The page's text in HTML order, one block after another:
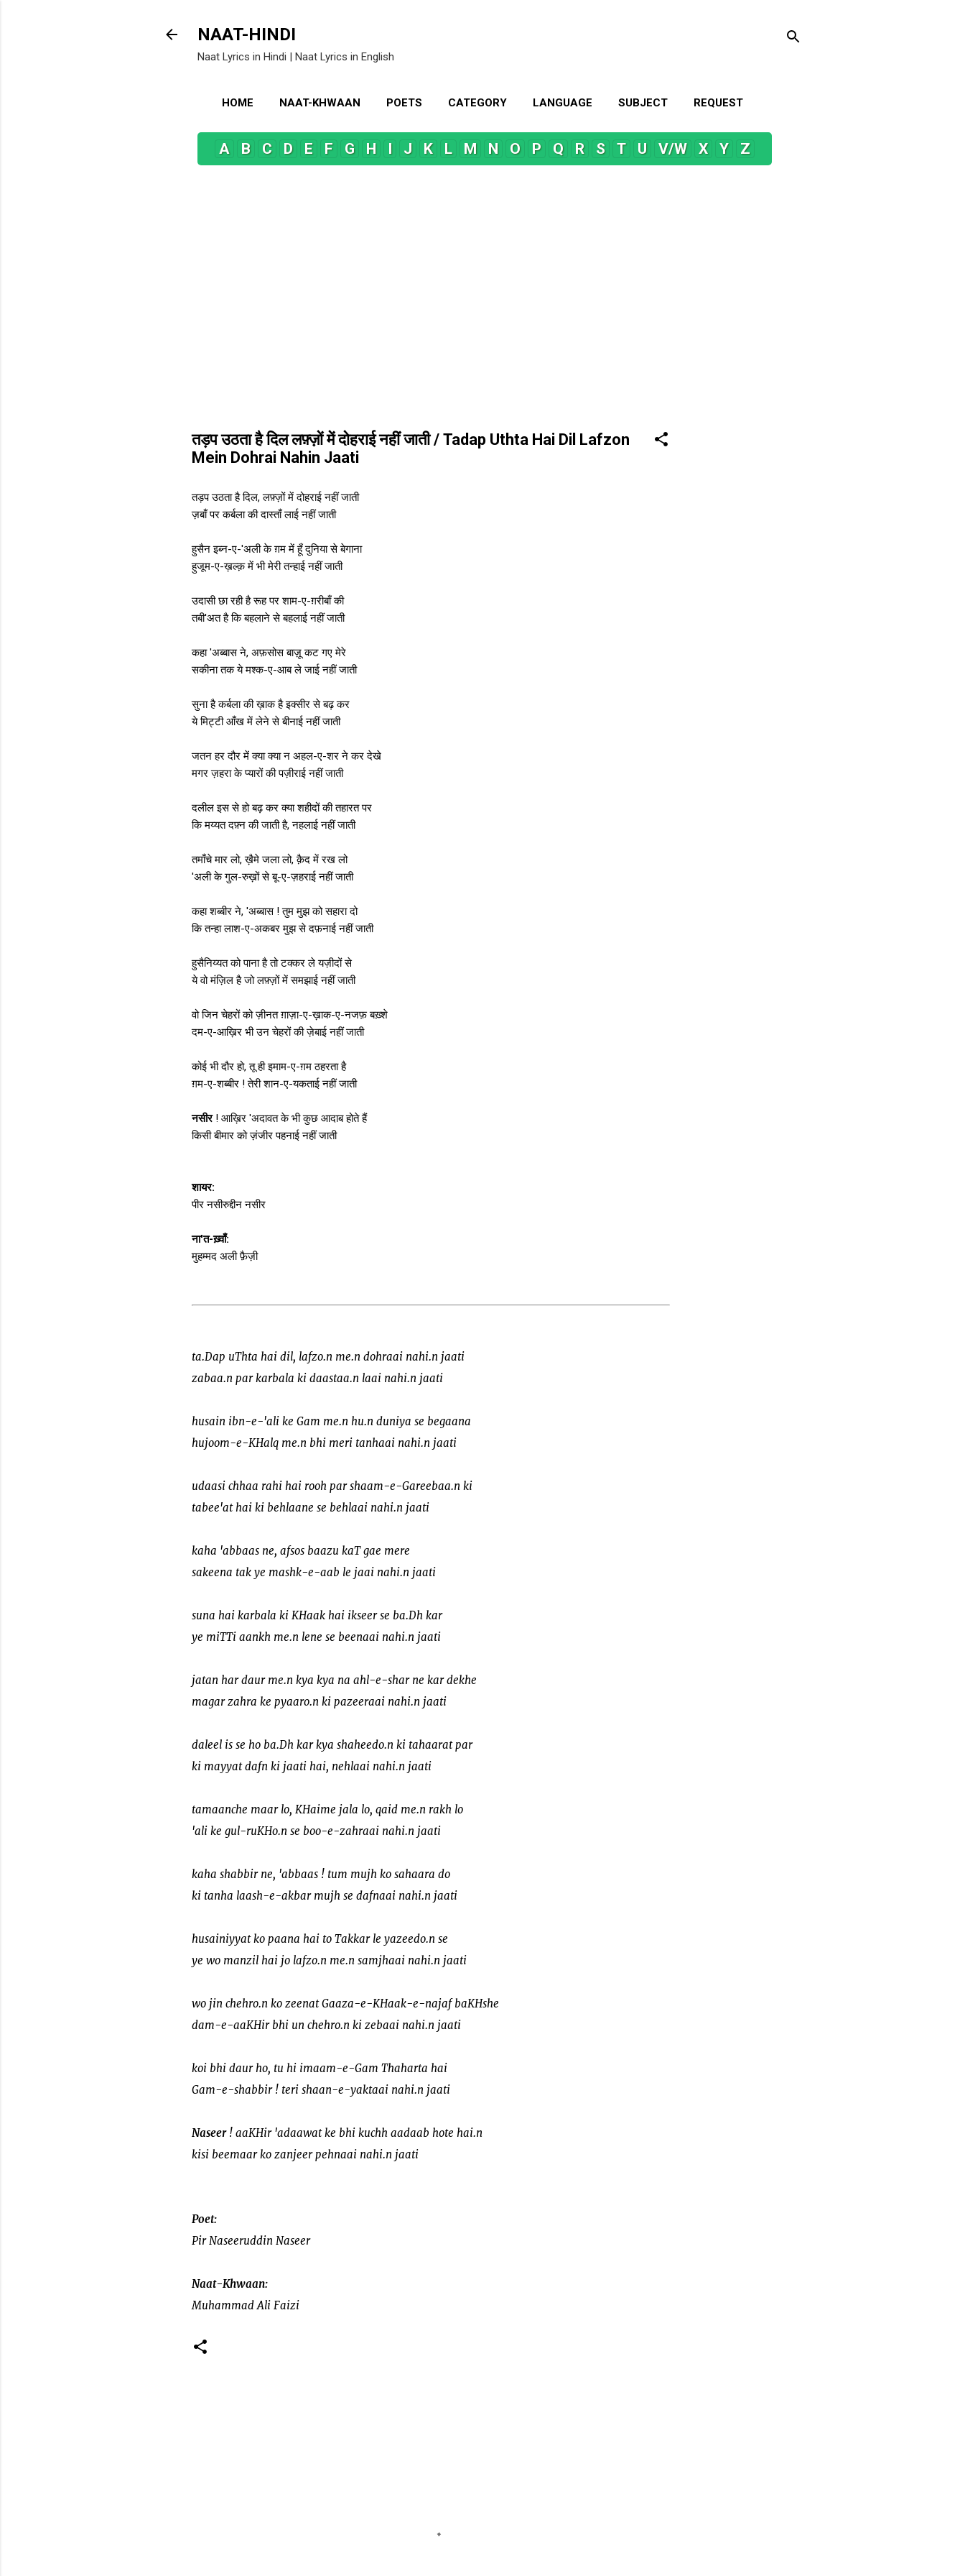
NAAT-HINDI
Naat Lyrics in Hindi | Naat Lyrics in English
HOME NAAT-KHWAAN POETS CATEGORY LANGUAGE SUBJECT REQUEST
MORE… CONTACT US
A B C D E F G H I J K L M N O P Q R S T U V/W X Y Z
तड़प उठता है दिल लफ़्ज़ों में दोहराई नहीं जाती / Tadap Uthta Hai Dil Lafzon
Mein Dohrai Nahin Jaati
तड़प उठता है दिल, लफ़्ज़ों में दोहराई नहीं जाती
ज़बाँ पर कर्बला की दास्ताँ लाई नहीं जाती
हुसैन इब्न-ए-'अली के ग़म में हूँ दुनिया से बेगाना
हुजूम-ए-ख़ल्क़ में भी मेरी तन्हाई नहीं जाती
उदासी छा रही है रूह पर शाम-ए-ग़रीबाँ की
तबी'अत है कि बहलाने से बहलाई नहीं जाती
कहा 'अब्बास ने, अफ़सोस बाज़ू कट गए मेरे
सकीना तक ये मश्क-ए-आब ले जाई नहीं जाती
सुना है कर्बला की ख़ाक है इक्सीर से बढ़ कर
ये मिट्टी आँख में लेने से बीनाई नहीं जाती
जतन हर दौर में क्या क्या न अहल-ए-शर ने कर देखे
मगर ज़हरा के प्यारों की पज़ीराई नहीं जाती
दलील इस से हो बढ़ कर क्या शहीदों की तहारत पर
कि मय्यत दफ़्न की जाती है, नहलाई नहीं जाती
तमाँचे मार लो, ख़ैमे जला लो, क़ैद में रख लो
'अली के गुल-रुख़ों से बू-ए-ज़हराई नहीं जाती
कहा शब्बीर ने, 'अब्बास ! तुम मुझ को सहारा दो
कि तन्हा लाश-ए-अकबर मुझ से दफ़नाई नहीं जाती
हुसैनिय्यत को पाना है तो टक्कर ले यज़ीदों से
ये वो मंज़िल है जो लफ़्ज़ों में समझाई नहीं जाती
वो जिन चेहरों को ज़ीनत ग़ाज़ा-ए-ख़ाक-ए-नजफ़ बख़्शे
दम-ए-आख़िर भी उन चेहरों की ज़ेबाई नहीं जाती
कोई भी दौर हो, तू ही इमाम-ए-ग़म ठहरता है
ग़म-ए-शब्बीर ! तेरी शान-ए-यकताई नहीं जाती
नसीर! आख़िर 'अदावत के भी कुछ आदाब होते हैं
किसी बीमार को ज़ंजीर पहनाई नहीं जाती
शायर:
पीर नसीरुद्दीन नसीर
ना'त-ख़्वाँ:
मुहम्मद अली फ़ैज़ी
ta.Dap uThta hai dil, lafzo.n me.n dohraai nahi.n jaati
zabaa.n par karbala ki daastaa.n laai nahi.n jaati
husain ibn-e-'ali ke Gam me.n hu.n duniya se begaana
hujoom-e-KHalq me.n bhi meri tanhaai nahi.n jaati
udaasi chhaa rahi hai rooh par shaam-e-Gareebaa.n ki
tabee'at hai ki behlaane se behlaai nahi.n jaati
kaha 'abbaas ne, afsos baazu kaT gae mere
sakeena tak ye mashk-e-aab le jaai nahi.n jaati
suna hai karbala ki KHaak hai ikseer se ba.Dh kar
ye miTTi aankh me.n lene se beenaai nahi.n jaati
jatan har daur me.n kya kya na ahl-e-shar ne kar dekhe
magar zahra ke pyaaro.n ki pazeeraai nahi.n jaati
daleel is se ho ba.Dh kar kya shaheedo.n ki tahaarat par
ki mayyat dafn ki jaati hai, nehlaai nahi.n jaati
tamaanche maar lo, KHaime jala lo, qaid me.n rakh lo
'ali ke gul-ruKHo.n se boo-e-zahraai nahi.n jaati
kaha shabbir ne, 'abbaas ! tum mujh ko sahaara do
ki tanha laash-e-akbar mujh se dafnaai nahi.n jaati
husainiyyat ko paana hai to Takkar le yazeedo.n se
ye wo manzil hai jo lafzo.n me.n samjhaai nahi.n jaati
wo jin chehro.n ko zeenat Gaaza-e-KHaak-e-najaf baKHshe
dam-e-aaKHir bhi un chehro.n ki zebaai nahi.n jaati
koi bhi daur ho, tu hi imaam-e-Gam Thaharta hai
Gam-e-shabbir ! teri shaan-e-yaktaai nahi.n jaati
Naseer! aaKHir 'adaawat ke bhi kuchh aadaab hote hai.n
kisi beemaar ko zanjeer pehnaai nahi.n jaati
Poet:
Pir Naseeruddin Naseer
Naat-Khwaan:
Muhammad Ali Faizi